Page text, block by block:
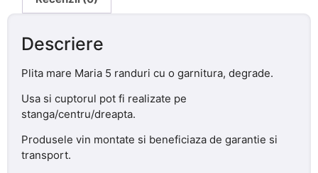
Descriere
Plita mare Maria 5 randuri cu o garnitura, degrade.
Usa si cuptorul pot fi realizate pe
stanga/centru/dreapta.
Produsele vin montate si beneficiaza de garantie si
transport.